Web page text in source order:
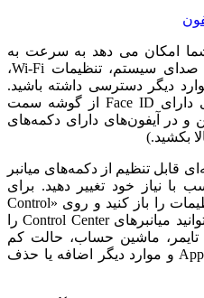
امکان می دهد به سرعت به
کنترل های پخش رسانه، میزان صدای سیستم، تنظیمات Wi-Fi،
دیگر دسترسی داشته باشید.
(برای مشاهده آن، در گوشی‌های دارای Face ID از گوشه سمت
در آیفون‌های دارای دکمه‌های
بکشید.)
تنظیم از دکمه‌های میانبر
با نیاز خود تغییر دهید. برای
سفارشی کردن مرکز کنترل، تنظیمات را باز کنید و روی «Control
Center» ضربه بزنید. در آنجا می توانید میانبرهای Control Center را
تایمر، ماشین حساب، حالت کم
مصرف، کنترل از راه دور Apple TV و موارد دیگر اضافه یا حذف